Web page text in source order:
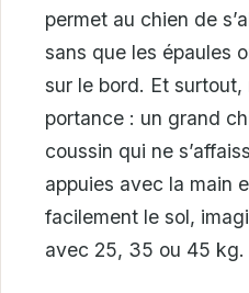
permet au chien de
sans que les épaules
sur le bord. Et
portance : un grand
coussin qui ne
appuies avec la main
facilement le sol,
avec 25, 35 ou 45 kg.